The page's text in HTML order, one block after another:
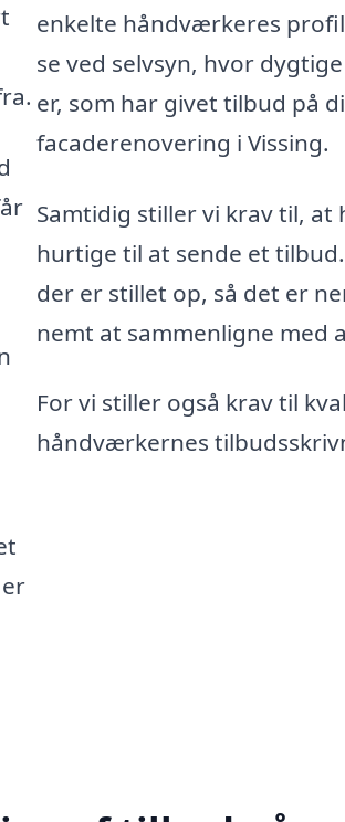
enkelte håndværkeres
se ved selvsyn, hvor
er, som har givet tilbud på
facaderenovering i Vissing.
Samtidig stiller vi krav til,
hurtige til at sende et
der er stillet op, så det er
nemt at sammenligne med
For vi stiller også krav til
håndværkernes